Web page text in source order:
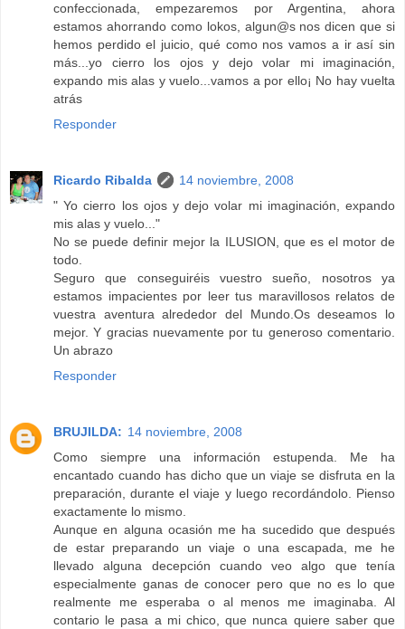
confeccionada, empezaremos por Argentina, ahora
estamos ahorrando como lokos, algun@s nos dicen que si
hemos perdido el juicio, qué como nos vamos a ir así sin
más...yo cierro los ojos y dejo volar mi imaginación,
expando mis alas y vuelo...vamos a por ello¡ No hay vuelta
atrás
Responder
Ricardo Ribalda
14 noviembre, 2008
" Yo cierro los ojos y dejo volar mi imaginación, expando
mis alas y vuelo..."
No se puede definir mejor la ILUSION, que es el motor de
todo.
Seguro que conseguiréis vuestro sueño, nosotros ya
estamos impacientes por leer tus maravillosos relatos de
vuestra aventura alrededor del Mundo.Os deseamos lo
mejor. Y gracias nuevamente por tu generoso comentario.
Un abrazo
Responder
BRUJILDA: 14 noviembre, 2008
Como siempre una información estupenda. Me ha
encantado cuando has dicho que un viaje se disfruta en la
preparación, durante el viaje y luego recordándolo. Pienso
exactamente lo mismo.
Aunque en alguna ocasión me ha sucedido que después
de estar preparando un viaje o una escapada, me he
llevado alguna decepción cuando veo algo que tenía
especialmente ganas de conocer pero que no es lo que
realmente me esperaba o al menos me imaginaba. Al
contario le pasa a mi chico, que nunca quiere saber que